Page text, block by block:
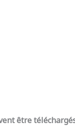
être